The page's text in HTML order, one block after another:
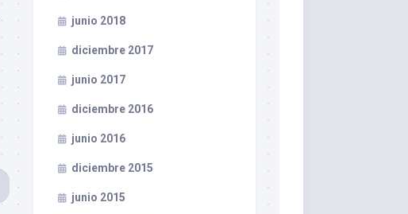
junio 2018
diciembre 2017
junio 2017
diciembre 2016
junio 2016
diciembre 2015
junio 2015